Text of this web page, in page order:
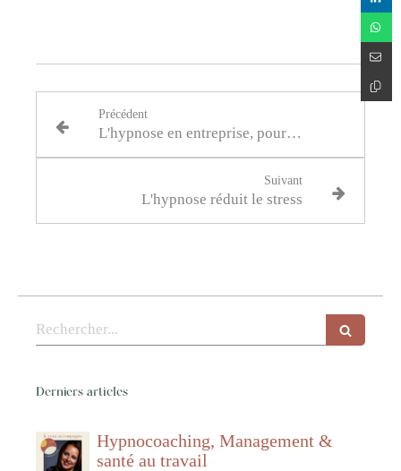
Précédent
L'hypnose en entreprise, pour la santé du salarié et de l'entreprise.
Suivant
L'hypnose réduit le stress
Rechercher
Derniers articles
Hypnocoaching, Management &
santé au travail